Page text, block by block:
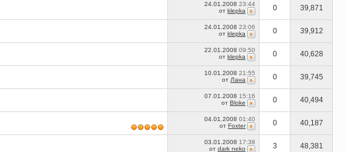
24.01.2008 23:44
от klepka 0 39,871
24.01.2008 23:06
от klepka 0 39,912
22.01.2008 09:50
от klepka 0 40,628
10.01.2008 21:55
от Лана 0 39,745
07.01.2008 15:16
от Bloke 0 40,494
04.01.2008 01:40
от Foxter 0 40,187
03.01.2008 17:38
от dark neko 3 48,381